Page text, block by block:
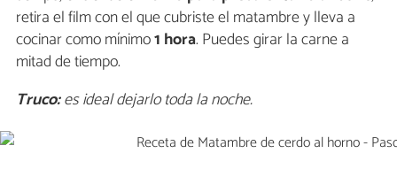
retira el film con el que cubriste el matambre y lleva a
cocinar como mínimo1 hora. Puedes girar la carne a
mitad de tiempo.
Truco:es ideal dejarlo toda la noche.